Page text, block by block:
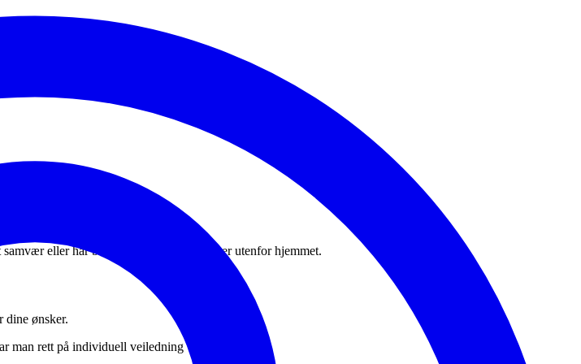
eller har behov for støtte i aktiviteter utenfor hjemmet.
dine ønsker.
man rett på individuell veiledning ved behov.